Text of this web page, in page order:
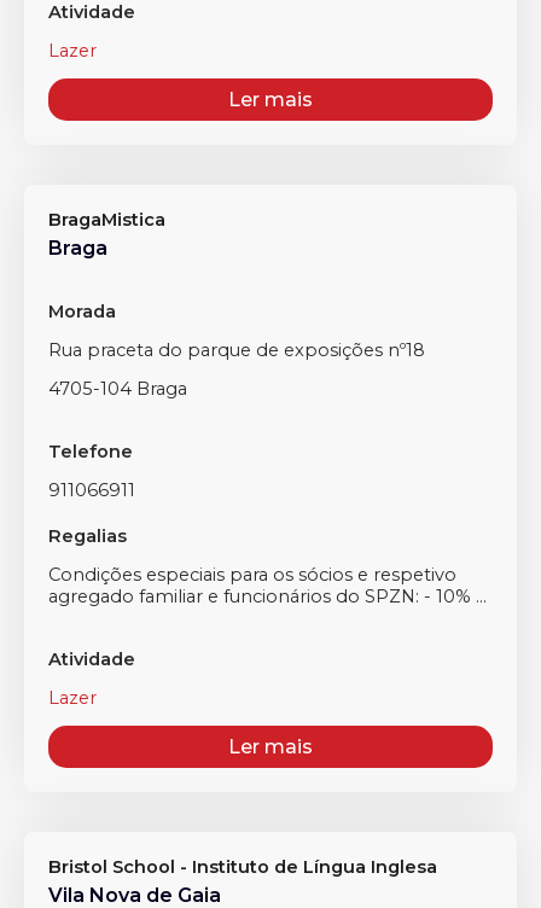
Atividade
Lazer
Ler mais
BragaMistica
Braga
Morada
Rua praceta do parque de exposições nº18
4705-104 Braga
Telefone
911066911
Regalias
Condições especiais para os sócios e respetivo
agregado familiar e funcionários do SPZN: - 10% ...
Atividade
Lazer
Ler mais
Bristol School - Instituto de Língua Inglesa
Vila Nova de Gaia